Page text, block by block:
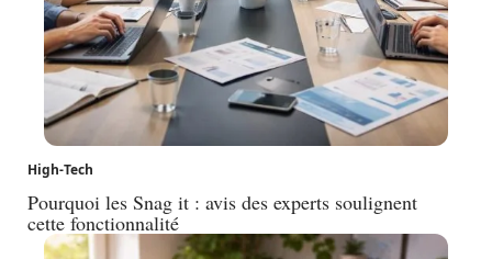
High-Tech
Pourquoi les Snag it : avis des experts soulignent
cette fonctionnalité